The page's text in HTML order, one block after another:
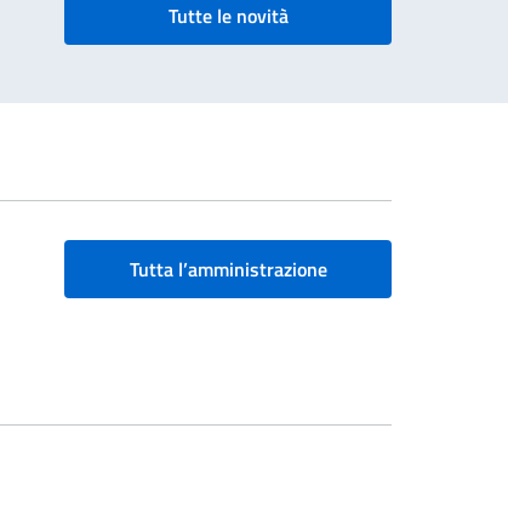
Tutte le novità
Tutta l’amministrazione